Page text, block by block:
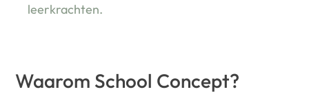
leerkrachten.
Waarom School Concept?